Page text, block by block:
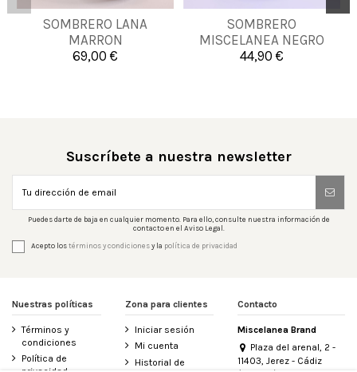
SOMBRERO LANA
MARRON
69,00 €
56 57 58
59
61
SOMBRERO
MISCELANEA NEGRO
44,90 €
AJUST
Añadir al carrito
Suscríbete a nuestra newsletter
Puedes darte de baja en cualquier momento. Para ello, consulte nuestra información de
contacto en el Aviso Legal.
Acepto lostérminos y condicionesy la política de privacidad
Nuestras políticas
Términos y
condiciones
Política de
Zona para clientes
Iniciar sesión
Mi cuenta
Historial de
Contacto
Miscelanea Brand
Plaza del arenal, 2 -
11403, Jerez - Cádiz